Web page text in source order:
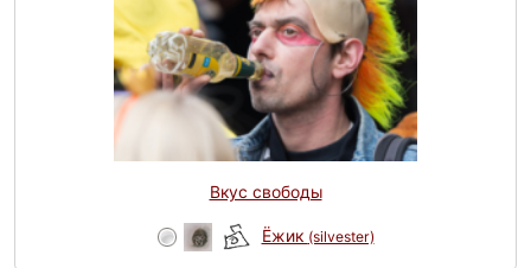
Вкус свободы
Ёжик (silvester)